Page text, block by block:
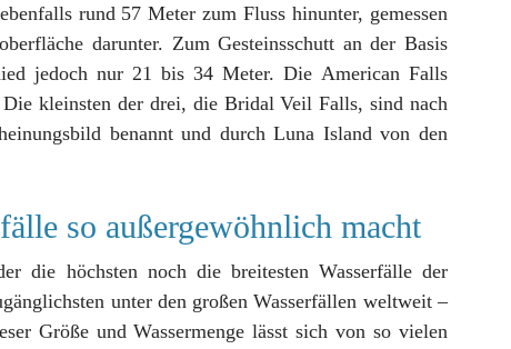
rund 57 Meter zum Fluss hinunter, gemessen
darunter. Zum Gesteinsschutt an der Basis
jedoch nur 21 bis 34 Meter. Die American Falls
kleinsten der drei, die Bridal Veil Falls, sind nach
benannt und durch Luna Island von den
so außergewöhnlich macht
die höchsten noch die breitesten Wasserfälle der
unter den großen Wasserfällen weltweit –
Größe und Wassermenge lässt sich von so vielen